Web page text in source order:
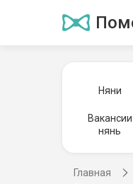
Няни
Вакансии
нянь
Главная